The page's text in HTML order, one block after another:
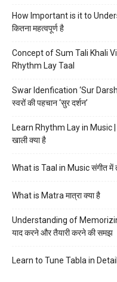
How Important is it to
कितना महत्वपूर्ण है
Concept of Sum Tali Khali
Rhythm Lay Taal
Swar Idenfication ‘Sur
स्वरों की पहचान ‘सुर दर्शन’
Learn Rhythm Lay in Music
खाली क्या है
What is Taal in Music संगीत में
What is Matra मात्रा क्या है
Understanding of
याद करने और तैयारी करने की समझ
Learn to Tune Tabla in